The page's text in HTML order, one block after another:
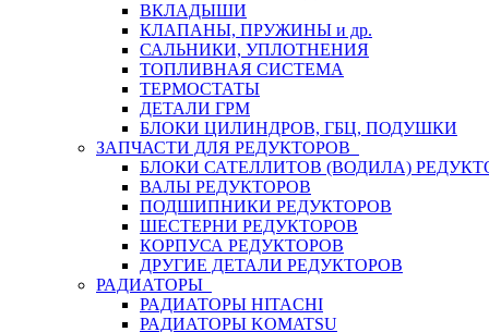
ВКЛАДЫШИ
КЛАПАНЫ, ПРУЖИНЫ и др.
САЛЬНИКИ, УПЛОТНЕНИЯ
ТОПЛИВНАЯ СИСТЕМА
ТЕРМОСТАТЫ
ДЕТАЛИ ГРМ
БЛОКИ ЦИЛИНДРОВ, ГБЦ, ПОДУШКИ
ЗАПЧАСТИ ДЛЯ РЕДУКТОРОВ
БЛОКИ САТЕЛЛИТОВ (ВОДИЛА)
ВАЛЫ РЕДУКТОРОВ
ПОДШИПНИКИ РЕДУКТОРОВ
ШЕСТЕРНИ РЕДУКТОРОВ
КОРПУСА РЕДУКТОРОВ
ДРУГИЕ ДЕТАЛИ РЕДУКТОРОВ
РАДИАТОРЫ
РАДИАТОРЫ HITACHI
РАДИАТОРЫ KOMATSU